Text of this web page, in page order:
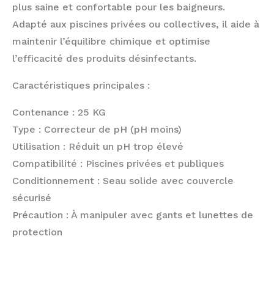
plus saine et confortable pour les baigneurs.
Adapté aux piscines privées ou collectives, il aide à
maintenir l’équilibre chimique et optimise
l’efficacité des produits désinfectants.
Caractéristiques principales :
Contenance : 25 KG
Type : Correcteur de pH (pH moins)
Utilisation : Réduit un pH trop élevé
Compatibilité : Piscines privées et publiques
Conditionnement : Seau solide avec couvercle
sécurisé
Précaution : À manipuler avec gants et lunettes de
protection